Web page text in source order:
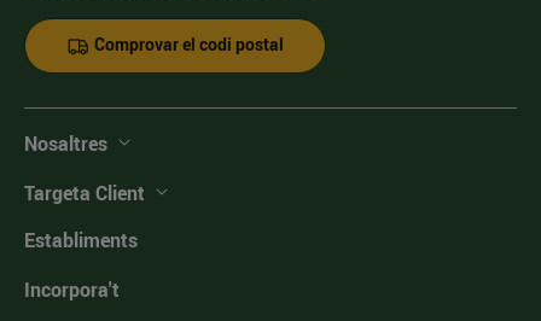
Comprovar el codi postal
Nosaltres
Targeta Client
Establiments
Incorpora't